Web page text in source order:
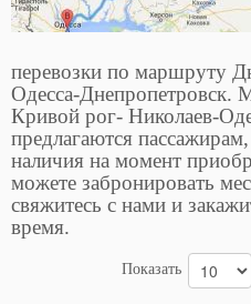
перевозки по маршруту
Одесса-Днепропетровск.
Кривой рог- Николаев-
предлагаются
наличия на момент
можете забронировать
свяжитесь с нами и
время.
Показать